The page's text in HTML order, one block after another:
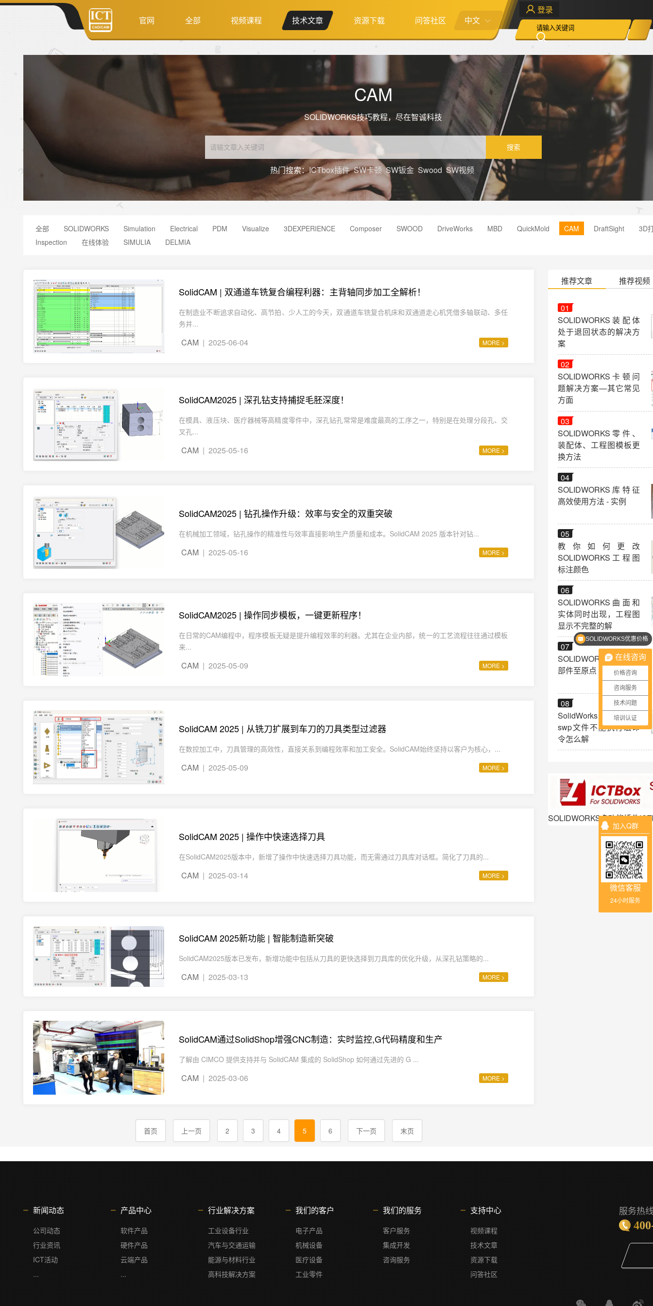
官网 全部 视频课程 技术文章 资源下载 问答社区 中文
登录
CAM
SOLIDWORKS技巧教程，尽在智诚科技
搜索
热门搜索：ICTbox插件 SW卡顿 SW钣金 Swood SW视频
全部 SOLIDWORKS Simulation Electrical PDM Visualize 3DEXPERIENCE Composer SWOOD DriveWorks MBD QuickMold CAM DraftSight
3D
Inspection
在线体验 SIMULIA DELMIA
SolidCAM | 双通道车铣复合编程利器：主背轴同步加工全解析！
在制造业不断追求自动化、高节拍、少人工的今天，双通道车铣复合机床和双通道走心机凭借多轴联动、多任
务并...
CAM | 2025-06-04 MORE >
SolidCAM2025 | 深孔钻支持捕捉毛胚深度！
在模具、液压块、医疗器械等高精度零件中，深孔钻孔常常是难度最高的工序之一，特别是在处理分段孔、交
叉孔...
CAM | 2025-05-16 MORE >
SolidCAM2025 | 钻孔操作升级：效率与安全的双重突破
在机械加工领域，钻孔操作的精准性与效率直接影响生产质量和成本。SolidCAM 2025 版本针对钻...
CAM | 2025-05-16 MORE >
SolidCAM2025 | 操作同步模板，一键更新程序！
在日常的CAM编程中，程序模板无疑是提升编程效率的利器。尤其在企业内部，统一的工艺流程往往通过模板
来...
CAM | 2025-05-09 MORE >
SolidCAM 2025 | 从铣刀扩展到车刀的刀具类型过滤器
在数控加工中，刀具管理的高效性，直接关系到编程效率和加工安全。SolidCAM始终坚持以客户为核心，...
CAM | 2025-05-09 MORE >
SolidCAM 2025 | 操作中快速选择刀具
在SolidCAM2025版本中，新增了操作中快速选择刀具功能，而无需通过刀具库对话框。简化了刀具的...
CAM | 2025-03-14 MORE >
SolidCAM 2025新功能 | 智能制造新突破
SolidCAM2025版本已发布，新增功能中包括从刀具的更快选择到刀具库的优化升级，从深孔钻策略的...
CAM | 2025-03-13 MORE >
SolidCAM通过SolidShop增强CNC制造：实时监控,G代码精度和生产
了解由 CIMCO 提供支持并与 SolidCAM 集成的 SolidShop 如何通过先进的 G ...
CAM | 2025-03-06 MORE >
首页 上一页 2 3 4 5 6 下一页 末页
推荐文章 推荐视频
01
SOLIDWORKS装配体
处于退回状态的解决方
案
02
SOLIDWORKS卡顿问
题解决方案—其它常见
方面
03
SOLIDWORKS零件、
装配体、工程图模板更
换方法
04
SOLIDWORKS库特征
高效使用方法 - 实例
05
教你如何更改
SOLIDWORKS工程图
标注颜色
06
SOLIDWORKS曲面和
实体同时出现，工程图
显示不完整的解
07
SOLIDWORKS 移动零
部件至原点
08
SolidWorks无法打开宏
swp文件不能执行宏命
令怎么解
SOLIDWORKS多功能插件
加入Q群
微信客服
24小时服务
服务热
新闻动态
公司动态
行业资讯
ICT活动
...
产品中心
软件产品
硬件产品
云端产品
...
行业解决方案
工业设备行业
汽车与交通运输
能源与材料行业
高科技解决方案
我们的客户
电子产品
机械设备
医疗设备
工业零件
我们的服务
客户服务
集成开发
咨询服务
支持中心
视频课程
技术文章
资源下载
问答社区
在线咨询
价格咨询
咨询服务
技术问题
培训认证
SOLIDWORKS优惠价格
SOLIDWORKS正版软件